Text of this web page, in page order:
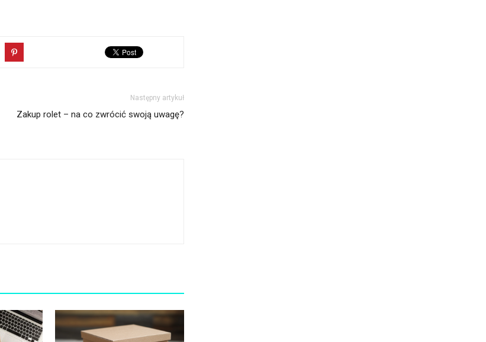
Następny artykuł
Zakup rolet – na co zwrócić swoją uwagę?